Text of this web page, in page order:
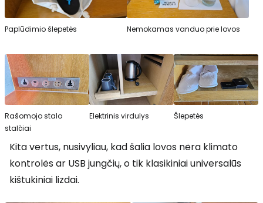
Paplūdimio šlepetės Nemokamas vanduo prie lovos
Rašomojo stalo
stalčiai
Elektrinis virdulys Šlepetės
Kita vertus, nusivyliau, kad šalia lovos nėra klimato
kontrolės ar USB jungčių, o tik klasikiniai universalūs
kištukiniai lizdai.